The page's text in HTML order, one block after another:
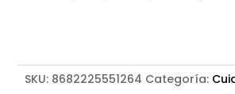
Mystic
SKU: 8682225551264 Categoría: